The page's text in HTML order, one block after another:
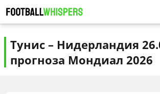
Тунис – Нидерландия
прогноза Мондиал 2026